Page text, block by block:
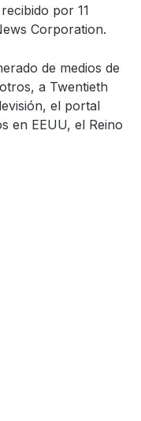
por 11
Corporation.
de medios de
a Twentieth
el portal
en EEUU, el Reino